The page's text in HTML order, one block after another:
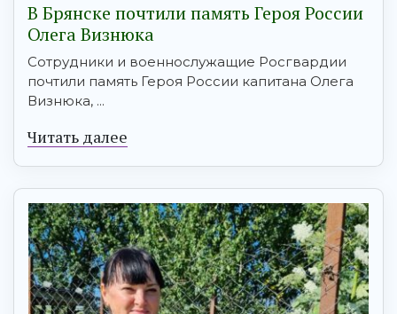
В Брянске почтили память Героя России
Олега Визнюка
Сотрудники и военнослужащие Росгвардии
почтили память Героя России капитана Олега
Визнюка, ...
Читать далее